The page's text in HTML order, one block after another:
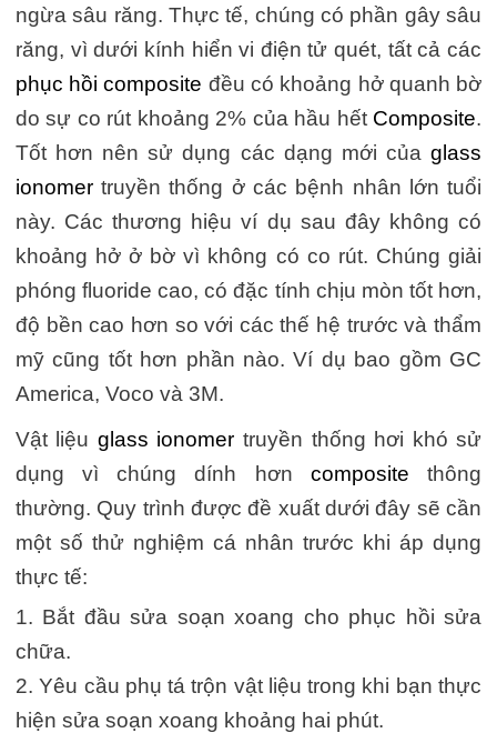
ngừa sâu răng. Thực tế, chúng có phần gây sâu
răng, vì dưới kính hiển vi điện tử quét, tất cả các
phục hồi composite đều có khoảng hở quanh bờ
do sự co rút khoảng 2% của hầu hết Composite.
Tốt hơn nên sử dụng các dạng mới củaglass
ionomertruyền thống ở các bệnh nhân lớn tuổi
này. Các thương hiệu ví dụ sau đây không có
khoảng hở ở bờ vì không có co rút. Chúng giải
phóng fluoride cao, có đặc tính chịu mòn tốt hơn,
độ bền cao hơn so với các thế hệ trước và thẩm
mỹ cũng tốt hơn phần nào. Ví dụ bao gồm GC
America, Voco và 3M.
Vật liệu glass ionomer truyền thống hơi khó sử
dụng vì chúng dính hơn composite thông
thường. Quy trình được đề xuất dưới đây sẽ cần
một số thử nghiệm cá nhân trước khi áp dụng
thực tế:
1. Bắt đầu sửa soạn xoang cho phục hồi sửa
chữa.
2. Yêu cầu phụ tá trộn vật liệu trong khi bạn thực
hiện sửa soạn xoang khoảng hai phút.